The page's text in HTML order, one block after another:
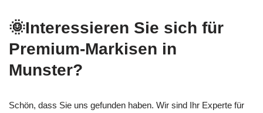
🌞Interessieren Sie sich für
Premium-Markisen in
Munster?
Schön, dass Sie uns gefunden haben. Wir sind Ihr Experte für